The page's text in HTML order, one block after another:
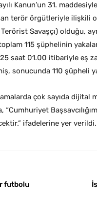
Kanun’un 31.
terör örgütleriyle ilişkili
Savaşçı) olduğu,
115 şüphelinin
saat 01.00 itibariyle eş
sonucunda 110 şüpheli
çok sayıda dijital
“Cumhuriyet
ifadelerine yer
futbolu